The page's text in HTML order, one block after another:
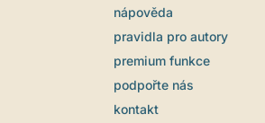
nápověda
pravidla pro autory
premium funkce
podpořte nás
kontakt